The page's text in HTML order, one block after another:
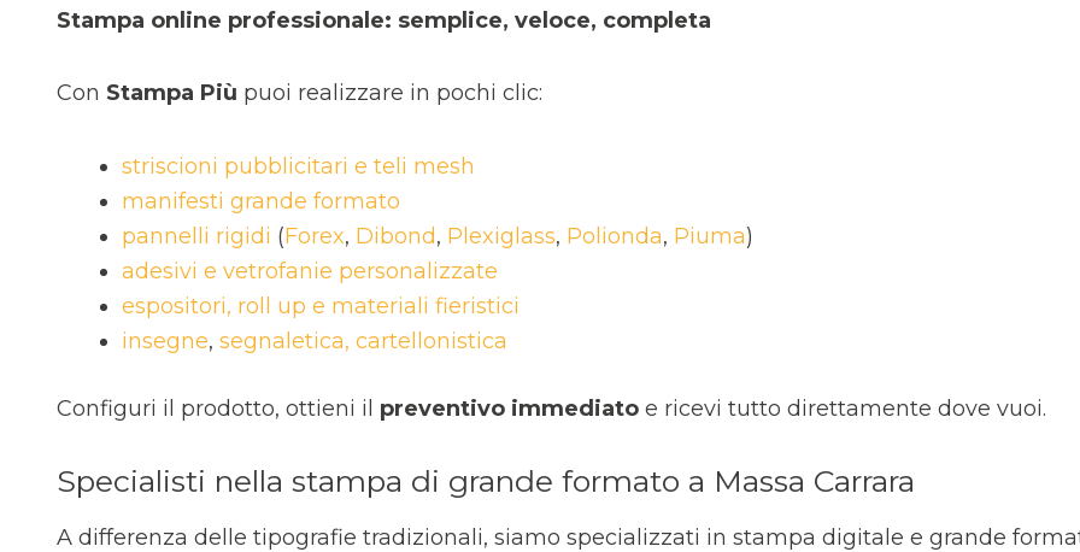
Stampa online professionale: semplice, veloce, completa
Con Stampa Più puoi realizzare in pochi clic:
striscioni pubblicitari e teli mesh
manifesti grande formato
pannelli rigidi (Forex, Dibond, Plexiglass, Polionda, Piuma)
adesivi e vetrofanie personalizzate
espositori, roll up e materiali fieristici
insegne, segnaletica, cartellonistica
Configuri il prodotto, ottieni il preventivo immediato e ricevi tutto direttamente dove vuoi.
Specialisti nella stampa di grande formato a Massa Carrara
A differenza delle tipografie tradizionali, siamo specializzati in stampa digitale e grande